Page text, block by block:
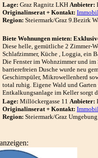
Lage: Graz Ragnitz LKH Anbieter:
Originalinserat + Kontakt:
Region: Steiermark/Graz 9.Bezirk
Biete Wohnungen mieten:
Diese helle, gemütliche 2 Zimmer-
Schlafzimmer, Küche , Loggia, ein
Die Fenster im Wohnzimmer und
barrierefreien Dusche wurde neu
Geschirrspüler, Mikrowellenherd
total ruhig. Eigene Wald und
Entkalkungsanlage im Keller sorgt
Lage: Millöckergasse 11 Anbieter:
Originalinserat + Kontakt:
Region: Steiermark/Graz Umgebung